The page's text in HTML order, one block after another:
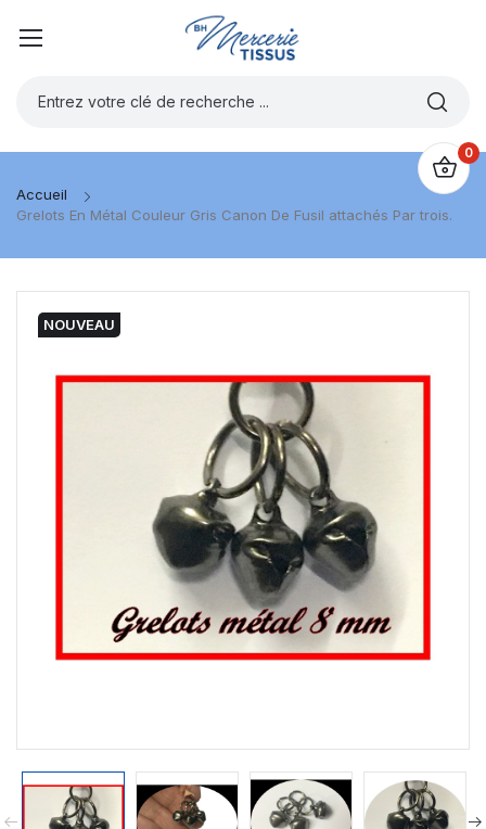
0
Accueil
Grelots En Métal Couleur Gris Canon De Fusil attachés Par trois.
NOUVEAU